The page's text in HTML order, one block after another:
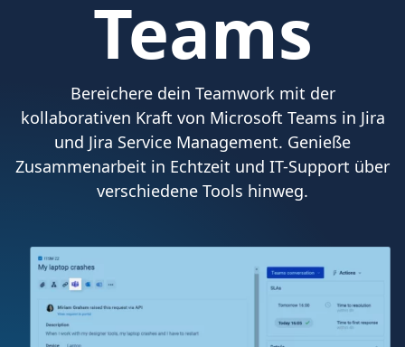
Teams
Bereichere dein Teamwork mit der
kollaborativen Kraft von Microsoft Teams in Jira
und Jira Service Management. Genieße
Zusammenarbeit in Echtzeit und IT-Support über
verschiedene Tools hinweg.